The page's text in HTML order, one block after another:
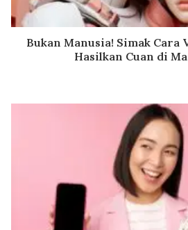
Bukan Manusia! Simak
Hasilkan Cuan di